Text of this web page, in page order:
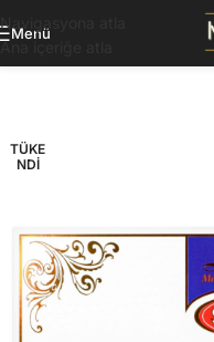
Navigasyona atla
Ana içeriğe atla
Menü
TÜKE
NDI